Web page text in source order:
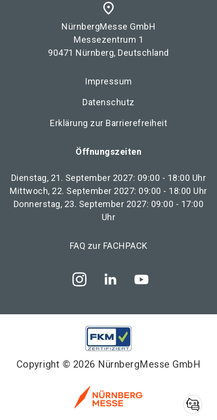
place
NürnbergMesse GmbH
Messezentrum 1
90471 Nürnberg, Deutschland
Impressum
Datenschutz
Erklärung zur Barrierefreiheit
Öffnungszeiten
Dienstag, 21. September 2027: 09:00 - 18:00 Uhr
Mittwoch, 22. September 2027: 09:00 - 18:00 Uhr
Donnerstag, 23. September 2027: 09:00 - 17:00
Uhr
FAQ zur FACHPACK
Copyright © 2026 NürnbergMesse GmbH